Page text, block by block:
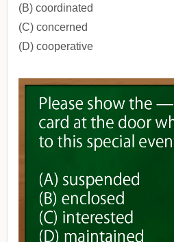
(B) coordinated
(C) concerned
(D) cooperative